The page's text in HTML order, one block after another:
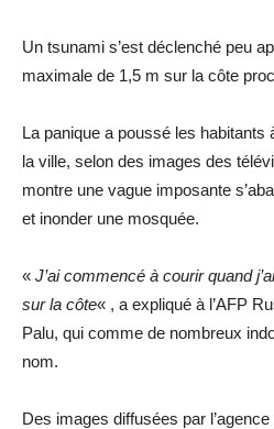
Un tsunami s’est déclenché peu
maximale de 1,5 m sur la côte
La panique a poussé les habitants
la ville, selon des images des
montre une vague imposante
et inonder une mosquée.
« J’ai commencé à courir quand
sur la côte« , a expliqué à l’AFP
Palu, qui comme de nombreux
nom.
Des images diffusées par